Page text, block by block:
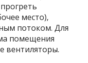
место),
потоком. Для
помещения
вентиляторы.